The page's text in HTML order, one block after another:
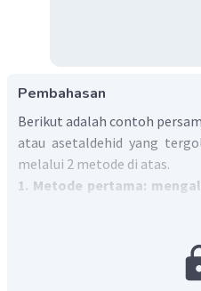
Pembahasan
Berikut adalah contoh
atau asetaldehid yang
melalui 2 metode di atas.
1. Metode pertama: